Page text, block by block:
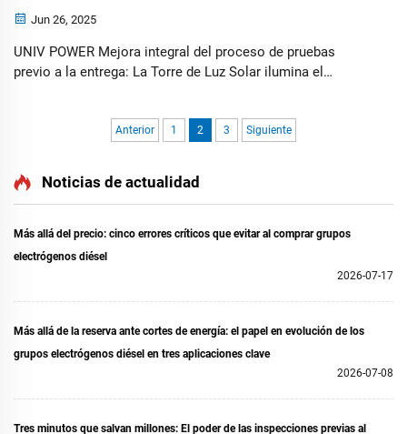
Jun 26, 2025
UNIV POWER Mejora integral del proceso de pruebas
previo a la entrega: La Torre de Luz Solar ilumina el
real, redefiniendo la calidad del sector...
Anterior 1 2 3 Siguiente
Noticias de actualidad
Más allá del precio: cinco errores críticos que evitar al comprar grupos
electrógenos diésel
2026-07-17
Más allá de la reserva ante cortes de energía: el papel en evolución de los
grupos electrógenos diésel en tres aplicaciones clave
2026-07-08
Tres minutos que salvan millones: El poder de las inspecciones previas al